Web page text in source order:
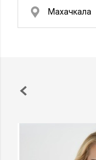
Махачкала